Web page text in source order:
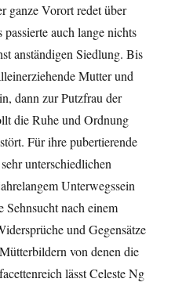
ganze Vorort redet über
auch lange nichts
anständigen Siedlung. Bis
Mutter und
dann zur Putzfrau der
die Ruhe und Ordnung
Für ihre pubertierende
unterschiedlichen
Unterwegssein
Sehnsucht nach einem
und Gegensätze
von denen die
lässt Celeste Ng